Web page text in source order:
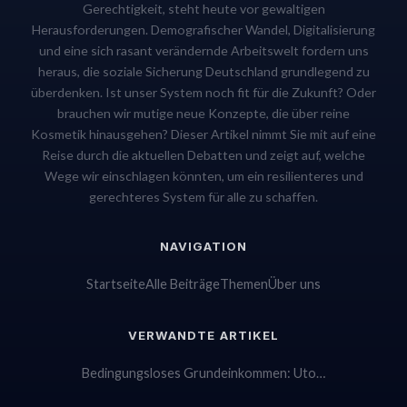
Gerechtigkeit, steht heute vor gewaltigen
Herausforderungen. Demografischer Wandel, Digitalisierung
und eine sich rasant verändernde Arbeitswelt fordern uns
heraus, die soziale Sicherung Deutschland grundlegend zu
überdenken. Ist unser System noch fit für die Zukunft? Oder
brauchen wir mutige neue Konzepte, die über reine
Kosmetik hinausgehen? Dieser Artikel nimmt Sie mit auf eine
Reise durch die aktuellen Debatten und zeigt auf, welche
Wege wir einschlagen könnten, um ein resilienteres und
gerechteres System für alle zu schaffen.
NAVIGATION
StartseiteAlle BeiträgeThemenÜber uns
VERWANDTE ARTIKEL
Bedingungsloses Grundeinkommen: Uto…